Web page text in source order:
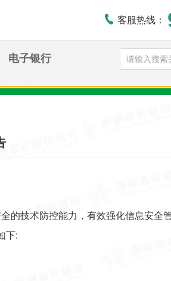
客服热线：
电子银行
的技术防控能力，有效强化信息安全
下: